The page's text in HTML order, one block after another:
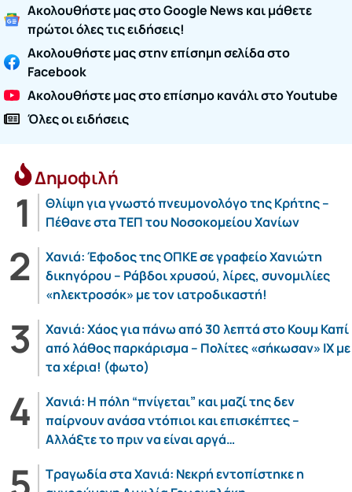
Ακολουθήστε μας στο Google News και μάθετε
πρώτοι όλες τις ειδήσεις!
Ακολουθήστε μας στην επίσημη σελίδα στο
Facebook
Ακολουθήστε μας στο επίσημο κανάλι στο Youtube
Όλες οι ειδήσεις
Δημοφιλή
Θλίψη για γνωστό πνευμονολόγο της Κρήτης –
Πέθανε στα ΤΕΠ του Νοσοκομείου Χανίων
Χανιά: Έφοδος της ΟΠΚΕ σε γραφείο Χανιώτη
δικηγόρου – Ράβδοι χρυσού, λίρες, συνομιλίες
«ηλεκτροσόκ» με τον ιατροδικαστή!
Χανιά: Χάος για πάνω από 30 λεπτά στο Κουμ Καπί
από λάθος παρκάρισμα – Πολίτες «σήκωσαν» ΙΧ με
τα χέρια! (φωτο)
Χανιά: Η πόλη “πνίγεται” και μαζί της δεν
παίρνουν ανάσα ντόπιοι και επισκέπτες –
Αλλάξτε το πριν να είναι αργά…
Τραγωδία στα Χανιά: Νεκρή εντοπίστηκε η